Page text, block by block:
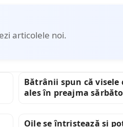
articolele noi.
Bătrânii spun că visele
ales în preajma
Oile se întristează și